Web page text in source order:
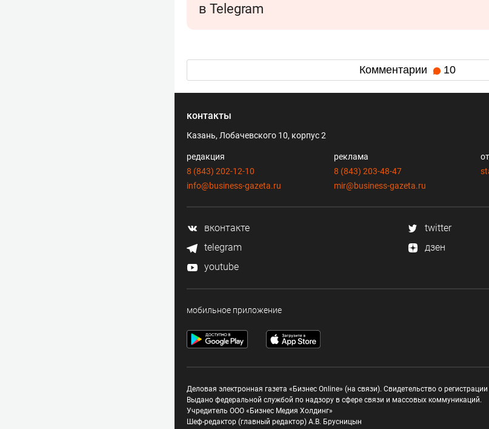
в Telegram
Комментарии 10
контакты
Казань, Лобачевского 10, корпус 2
редакция
8 (843) 202-12-10
info@business-gazeta.ru
реклама
8 (843) 203-48-47
mir@business-gazeta.ru
вконтакте
twitter
telegram
дзен
youtube
мобильное приложение
Деловая электронная газета «Бизнес Online» (на связи). Свидетельство о
Выдано федеральной службой по надзору в сфере связи и массовых коммуникаций.
Учредитель ООО «Бизнес Медия Холдинг»
Шеф-редактор (главный редактор) А.В. Брусницын